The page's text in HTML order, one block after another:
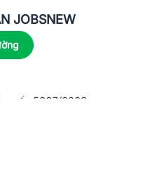
JOBSNEW
số:
5867/2023